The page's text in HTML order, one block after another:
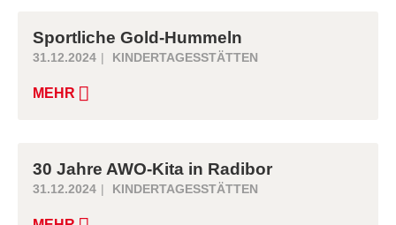
Sportliche Gold-Hummeln
31.12.2024 KINDERTAGESSTÄTTEN
MEHR
30 Jahre AWO-Kita in Radibor
31.12.2024 KINDERTAGESSTÄTTEN